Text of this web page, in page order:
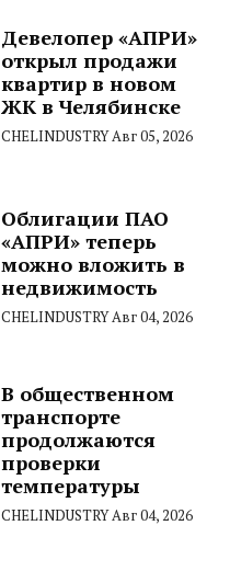
Девелопер «АПРИ»
открыл продажи
квартир в новом
ЖК в Челябинске
CHELINDUSTRYАвг 05, 2026
Облигации ПАО
«АПРИ» теперь
можно вложить в
недвижимость
CHELINDUSTRYАвг 04, 2026
В общественном
транспорте
продолжаются
проверки
температуры
CHELINDUSTRYАвг 04, 2026